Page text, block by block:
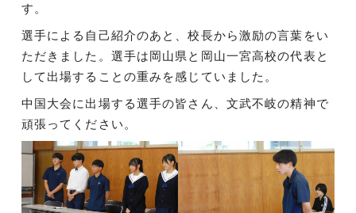
す。
選手による自己紹介のあと、校長から激励の言葉をい
ただきました。選手は岡山県と岡山一宮高校の代表と
して出場することの重みを感じていました。
中国大会に出場する選手の皆さん、文武不岐の精神で
頑張ってください。